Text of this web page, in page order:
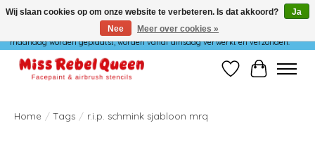
Wij verzenden niet op maandag. Bestellingen die in het weekend of op
maandag worden geplaatst, worden vanaf dinsdag verwerkt en verzonden.
Verlanglijst
Home / Tags / r.i.p. schmink sjabloon mrq
Wij slaan cookies op om onze website te verbeteren. Is dat akkoord?
Ja
Nee
Meer over cookies »